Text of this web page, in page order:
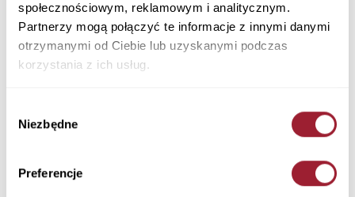
społecznościowym, reklamowym i analitycznym.
Partnerzy mogą połączyć te informacje z innymi danymi
otrzymanymi od Ciebie lub uzyskanymi podczas
korzystania z ich usług.
zgody
Niezbędne
Preferencje
Kolory